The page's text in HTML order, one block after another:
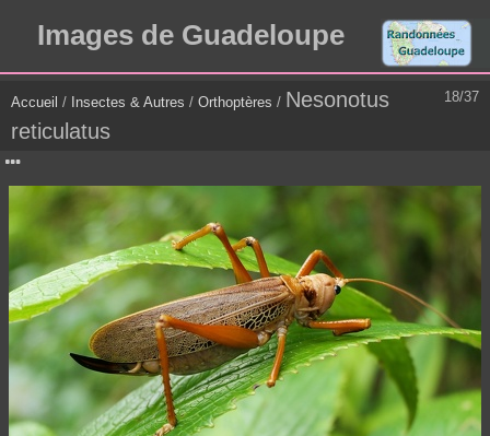
Images de Guadeloupe
18/37
Accueil / Insectes & Autres / Orthoptères / Nesonotus
reticulatus